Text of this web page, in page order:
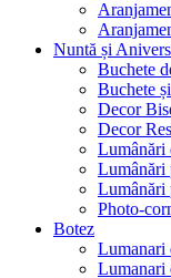
Nuntă și
Buchete
Buchete
Decor
Decor
Lumânări
Lumânări
Lumânări
Photo-
Botez
Lumanari
Lumanari